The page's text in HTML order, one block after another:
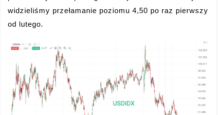
widzieliśmy przełamanie poziomu 4,50 po raz pierwszy
od lutego.